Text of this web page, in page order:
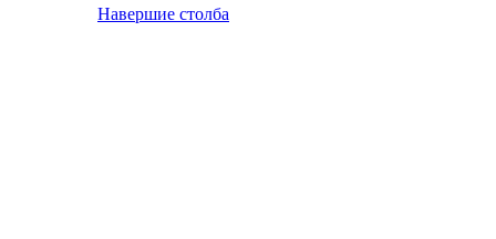
Навершие столба